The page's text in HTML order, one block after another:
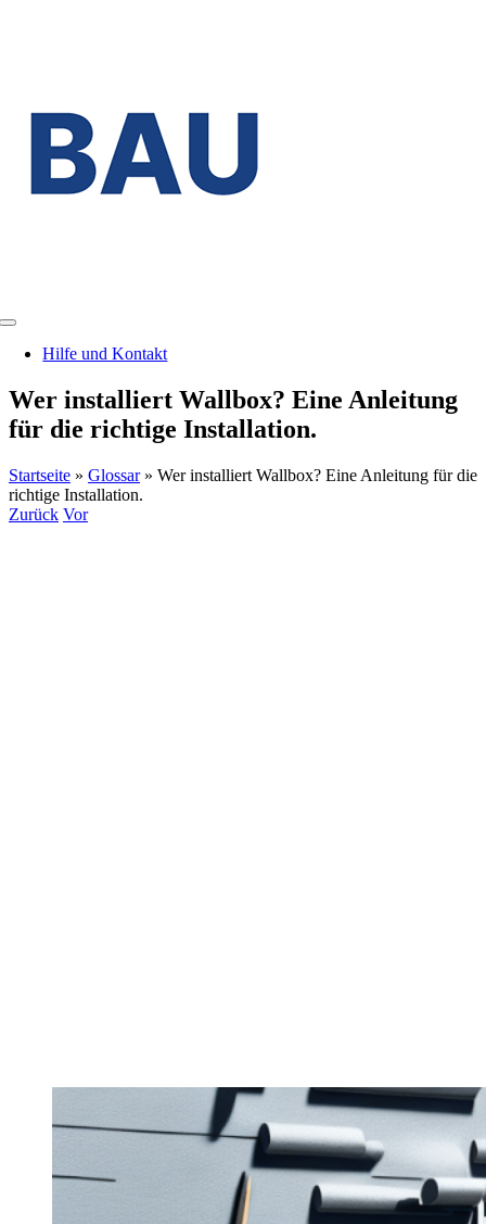
Toggle
NavigationHilfe und Kontakt
Wer installiert Wallbox? Eine Anleitung
für die richtige Installation.
Startseite » Glossar» Wer installiert Wallbox? Eine Anleitung für die
richtige Installation.
Zurück Vor
Bild